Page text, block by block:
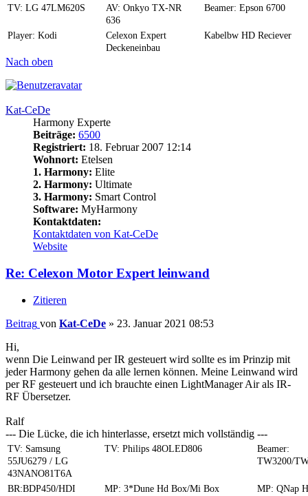
TV: LG 47LM620S
AV: Onkyo TX-NR
636
Beamer: Epson 6700
Player: Kodi
Celexon Expert
Deckeneinbau
Kabelbw HD Reciever
Nach oben
Kat-CeDe
Harmony Experte
Beiträge: 6500
Registriert: 18. Februar 2007 12:14
Wohnort: Etelsen
1. Harmony: Elite
2. Harmony: Ultimate
3. Harmony: Smart Control
Software: MyHarmony
Kontaktdaten:
Kontaktdaten von Kat-CeDe
Website
Re: Celexon Motor Expert leinwand
Zitieren
Beitrag von Kat-CeDe » 23. Januar 2021 08:53
Hi,
wenn Die Leinwand per IR gesteuert wird sollte es im Prinzip mit
jeder Harmony gehen da alle lernen können. Meine Leinwand wird
per RF gesteuert und ich brauchte einen LightManager Air als IR-
RF Übersetzer.
Ralf
--- Die Lücke, die ich hinterlasse, ersetzt mich vollständig ---
TV: Samsung
55JU6279 / LG
43NANO81T6A
TV: Philips 48OLED806
Beamer:
TW3200/
BR:BDP450/HDI
MP: 3*Dune Hd Box/Mi Box
MP: QNap